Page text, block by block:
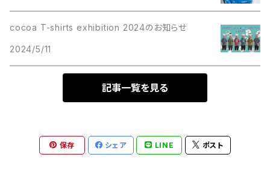
cocoa T-shirts exhibition 2024のお知らせ
2024/5/11
記事一覧を見る
保存 シェア LINE ポスト